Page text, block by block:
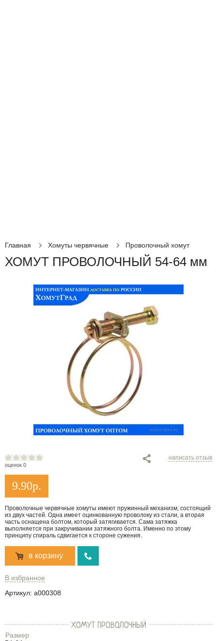
Главная Хомуты червячные Проволочный хомут
ХОМУТ ПРОВОЛОЧНЫЙ 54-64 мм
оценок 0
написать отзыв
9.90р.
Проволочные червячные хомуты имеют пружинный механизм, состоящий
из двух частей. Одна имеет оцинкованную проволоку из стали, а вторая
часть оснащена болтом, который затягивается. Сама затяжка
выполняется при закручивании затяжного болта. Именно по этому
принципу спираль сдвигается к стороне сужения.
в корзину
В избранное
Артикул: a000308
ХОМУТ ПРОВОЛОЧНЫЙ
Размер